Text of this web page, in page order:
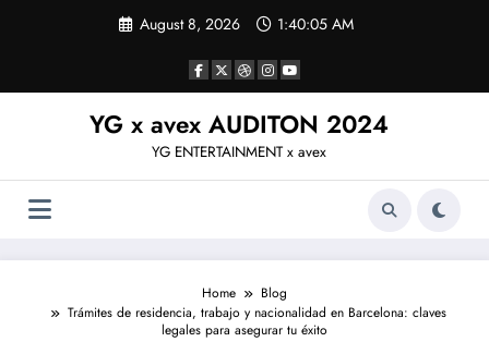
August 8, 2026 1:40:05 AM
YG x avex AUDITON 2024
YG ENTERTAINMENT x avex
Home
Blog
Trámites de residencia, trabajo y nacionalidad en Barcelona: claves
legales para asegurar tu éxito